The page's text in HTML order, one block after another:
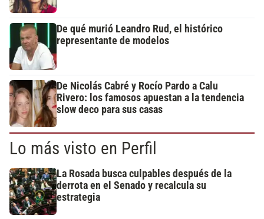
De qué murió Leandro Rud, el histórico
representante de modelos
De Nicolás Cabré y Rocío Pardo a Calu
Rivero: los famosos apuestan a la tendencia
slow deco para sus casas
Lo más visto en Perfil
La Rosada busca culpables después de la
derrota en el Senado y recalcula su
estrategia